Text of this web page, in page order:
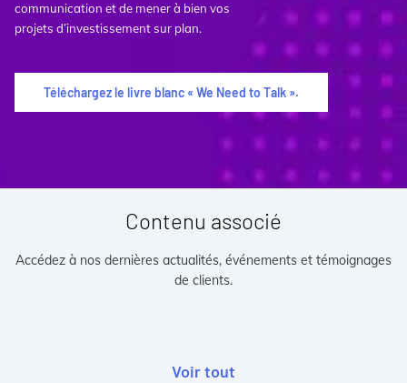
communication et de mener à bien vos
projets d’investissement sur plan.
Téléchargez le livre blanc « We Need to Talk ».
Contenu associé
Accédez à nos dernières actualités, événements et témoignages
de clients.
Voir tout